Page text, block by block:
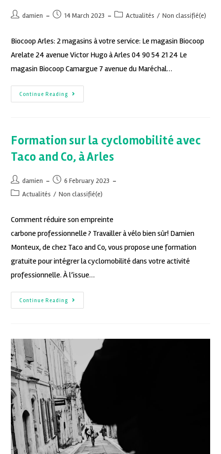
damien 14 March 2023 Actualités / Non classifié(e)
Biocoop Arles: 2 magasins à votre service: Le magasin Biocoop
Arelate 24 avenue Victor Hugo à Arles 04 90 54 21 24 Le
magasin Biocoop Camargue 7 avenue du Maréchal…
Continue Reading
Formation sur la cyclomobilité avec
Taco and Co, à Arles
damien
6 February 2023
Actualités / Non classifié(e)
Comment réduire son empreinte
carbone professionnelle ? Travailler à vélo bien sûr! Damien
Monteux, de chez Taco and Co, vous propose une formation
gratuite pour intégrer la cyclomobilité dans votre activité
professionnelle. À l’issue…
Continue Reading